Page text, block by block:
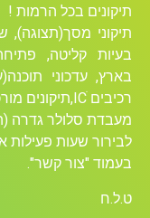
תיקונים בכל הרמות !
תיקוני מסך(תצוגה),
בעיות קליטה,
בארץ, עדכוני
רכיבים ICׁ,תיקונים מורכבים ועוד….
מעבדת סלולר גדרה
לבירור שעות פעילות
בעמוד "צור קשר".
ט.ל.ח